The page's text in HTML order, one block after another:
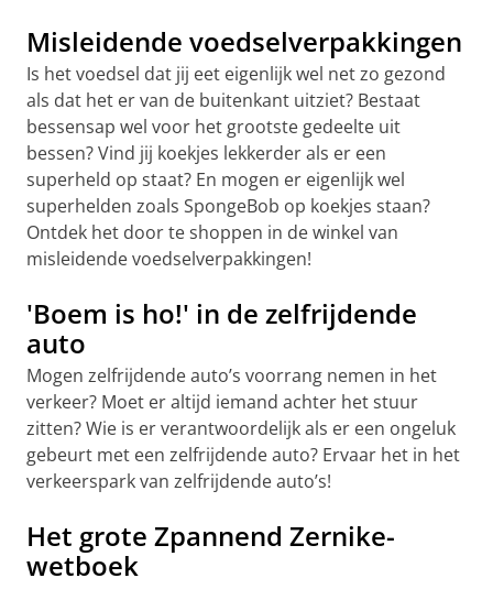
Misleidende voedselverpakkingen
Is het voedsel dat jij eet eigenlijk wel net zo gezond
als dat het er van de buitenkant uitziet? Bestaat
bessensap wel voor het grootste gedeelte uit
bessen? Vind jij koekjes lekkerder als er een
superheld op staat? En mogen er eigenlijk wel
superhelden zoals SpongeBob op koekjes staan?
Ontdek het door te shoppen in de winkel van
misleidende voedselverpakkingen!
'Boem is ho!' in de zelfrijdende
auto
Mogen zelfrijdende auto’s voorrang nemen in het
verkeer? Moet er altijd iemand achter het stuur
zitten? Wie is er verantwoordelijk als er een ongeluk
gebeurt met een zelfrijdende auto? Ervaar het in het
verkeerspark van zelfrijdende auto’s!
Het grote Zpannend Zernike-
wetboek